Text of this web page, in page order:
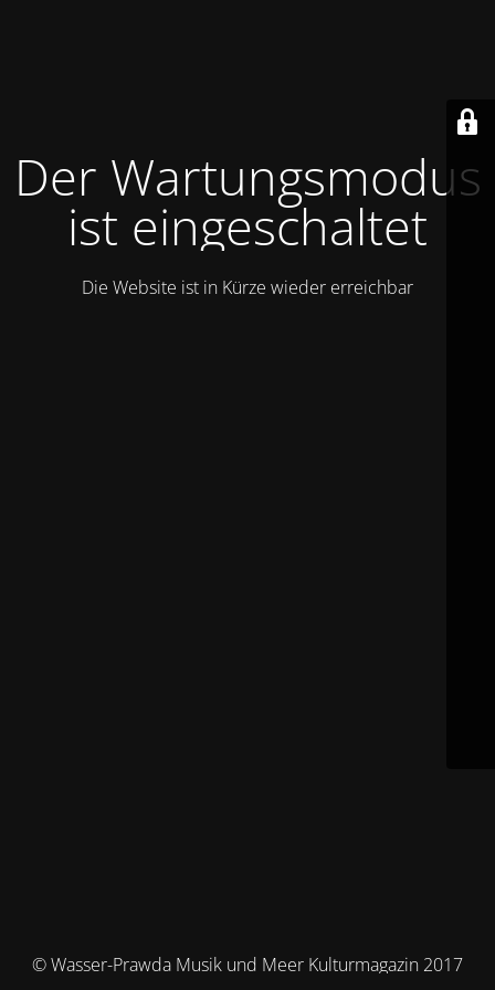
Der Wartungsmodus
ist eingeschaltet
Die Website ist in Kürze wieder erreichbar
© Wasser-Prawda Musik und Meer Kulturmagazin 2017